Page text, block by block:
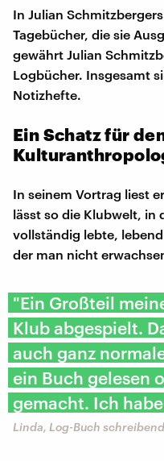
In Julian
Tagebücher, die sie
gewährt Julian
Logbücher. Insgesamt
Notizhefte.
Ein Schatz für
In seinem Vortrag liest
lässt so die Klubwelt, in
vollständig lebte,
der man nicht
"Ein Großteil
Klub abgespielt.
auch ganz
ein Buch gelesen
gemacht. Ich
Linda, Log-Buch